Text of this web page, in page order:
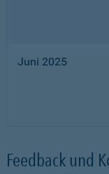
Juni 2025
Feedback und